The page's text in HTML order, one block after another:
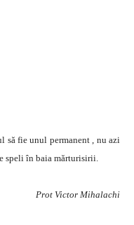
să fie unul permanent , nu azi
speli în baia mărturisirii.
Prot Victor Mihalachi